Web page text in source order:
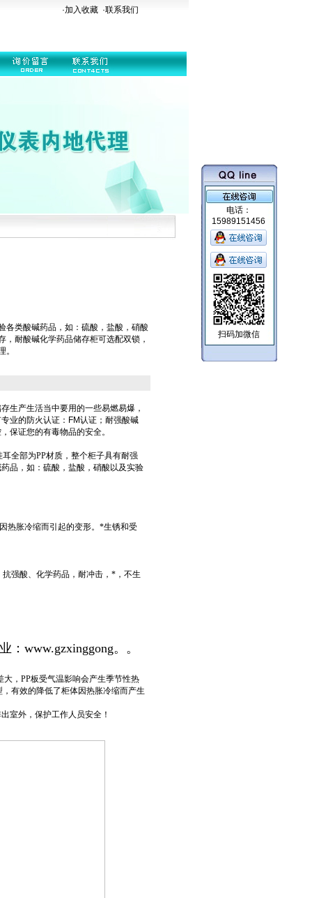
·加入收藏 ·联系我们
各类酸碱药品，如：硫酸，盐酸，硝酸
，耐酸碱化学药品储存柜可选配双锁，
生产生活当中要用的一些易燃易爆，
业的防火认证： FM认证； 耐强酸碱
，保证您的有毒物品的安全。
全部为PP材质，整个柜子具有耐强
品，如：硫酸，盐酸，硝酸以及实验
热胀冷缩而引起的变形。*生锈和受
强酸、化学药品，耐冲击，*，不生
： www.gzxinggong。。
，PP板受气温影响会产生季节性热
有效的降低了柜体因热胀冷缩而产生
室外，保护工作人员安全！
电话：
15989151456
扫码加微信